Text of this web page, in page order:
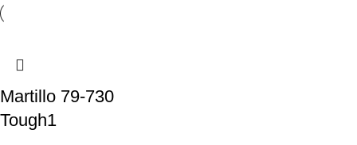
Martillo 79-730
Tough1